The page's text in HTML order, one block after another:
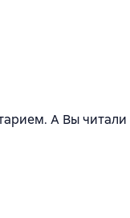
А Вы